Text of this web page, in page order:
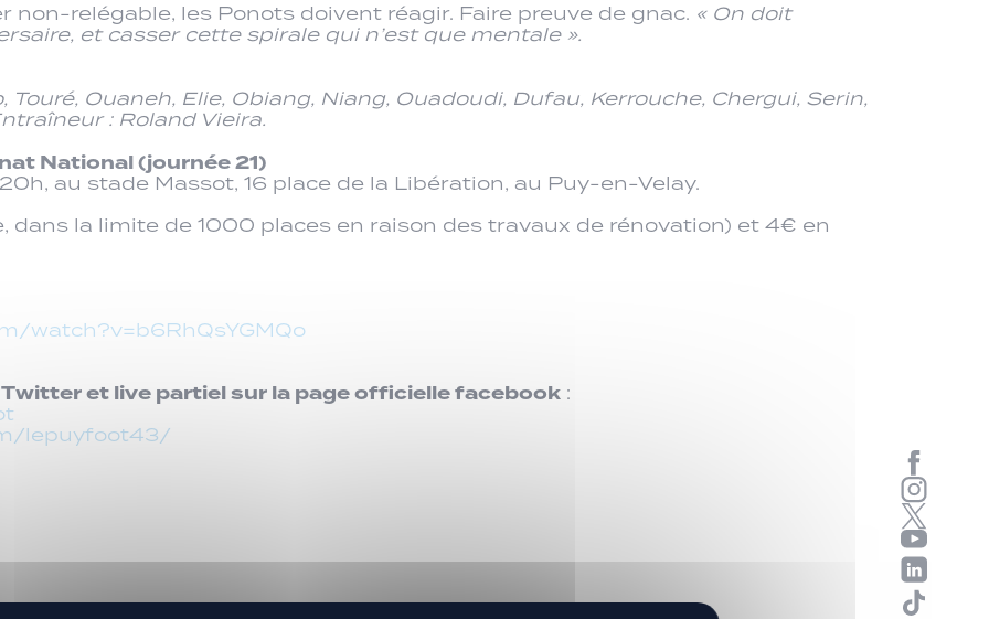
relégable, les Ponots doivent réagir. Faire preuve de gnac. « On doit
et casser cette spirale qui n’est que mentale ».
Touré, Ouaneh, Elie, Obiang, Niang, Ouadoudi, Dufau, Kerrouche, Chergui, Serin,
: Roland Vieira.
National (journée 21)
au stade Massot, 16 place de la Libération, au Puy-en-Velay.
dans la limite de 1000 places en raison des travaux de rénovation) et 4€ en
watch?v=b6RhQsYGMQo
et live partiel sur la page officielle facebook :
lepuyfoot43/